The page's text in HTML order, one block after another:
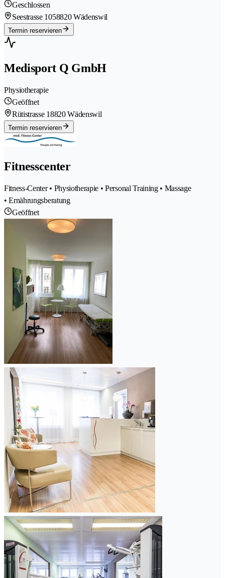
Geschlossen
Seestrasse 1058820 Wädenswil
Termin reservieren
Medisport Q GmbH
Physiotherapie
Geöffnet
Rütistrasse 18820 Wädenswil
Termin reservieren
Fitnesscenter
Fitness-Center • Physiotherapie • Personal Training • Massage
• Ernährungsberatung
Geöffnet